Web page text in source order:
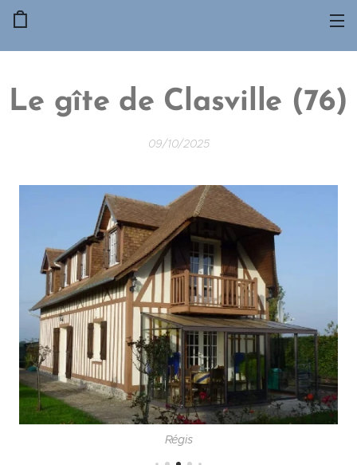
Le gîte de Clasville (76)
09/10/2025
Régis